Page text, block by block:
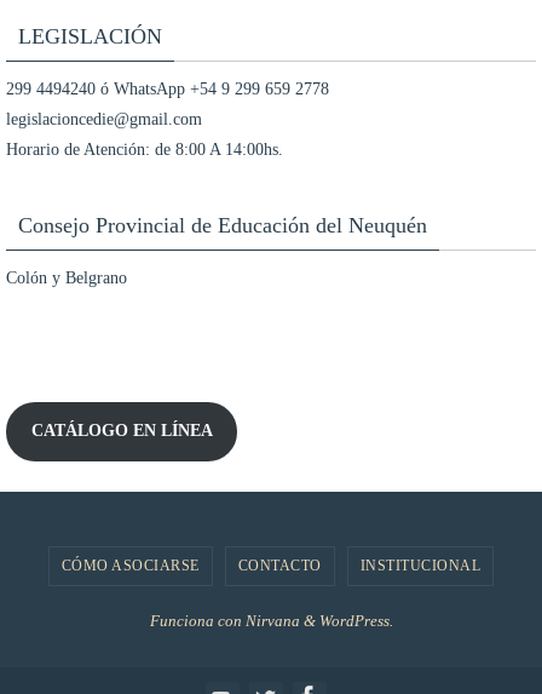
LEGISLACIÓN
299 4494240 ó WhatsApp +54 9 299 659 2778
legislacioncedie@gmail.com
Horario de Atención: de 8:00 A 14:00hs.
Consejo Provincial de Educación del Neuquén
Colón y Belgrano
CATÁLOGO EN LÍNEA
CÓMO ASOCIARSE CONTACTO INSTITUCIONAL
Funciona con Nirvana & WordPress.